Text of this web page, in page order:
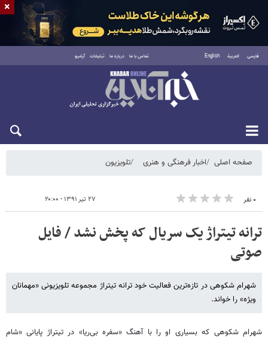
فارسی العربية English تماس با ما درباره ما تبلیغات آرشیو
شنبه ۱۷ مرداد ۱۴۰۵
صفحه اصلی اخبار فرهنگی و هنری تلویزیون
۰ نفر ۲۷ تیر ۱۳۹۱ - ۲۰:۰۰
ترانه تیتراژ یک سریال که پخش نشد / فایل
صوتی
شهرام شکوهی در تازه‌ترین فعالیت خود ترانه تیتراژ مجموعه تلویزیونی «مهمانان
ویژه» را خواند.
شهرام شکوهی که بسیاری او را با آهنگ «سفره بی‌ریا» در تیتراژ پایانی «شام
×